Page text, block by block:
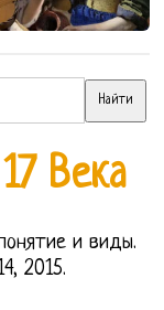
Века
и виды.
2015.